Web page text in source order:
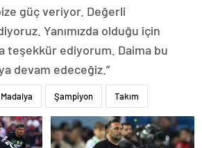
güç veriyor. Değerli
Yanımızda olduğu için
teşekkür ediyorum. Daima bu
devam edeceğiz.”
Madalya Şampiyon Takım